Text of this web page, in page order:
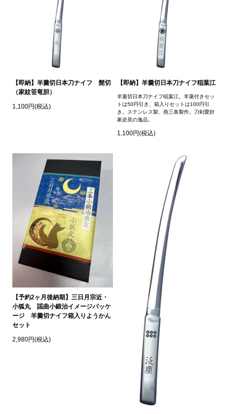
【即納】羊羹切日本刀ナイフ 髭切
（家紋笹竜胆）
1,100円(税込)
【即納】羊羹切日本刀ナイフ稲葉江
羊羹切日本刀ナイフ稲葉江。羊羹付きセッ
トは50円引き、箱入りセットは100円引
き。ステンレス製、燕三条製作。刀剣愛好
家必見の逸品。
1,100円(税込)
【予約2ヶ月後納期】三日月宗近・
小狐丸 謡曲小鍛治イメージパッケ
ージ 羊羹切ナイフ箱入りようかん
セット
2,980円(税込)